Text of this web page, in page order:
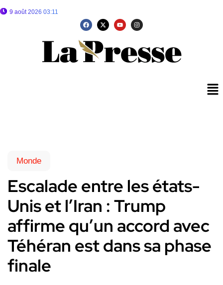
9 août 2026 03:11
Monde
Escalade entre les états-
Unis et l’Iran : Trump
affirme qu’un accord avec
Téhéran est dans sa phase
finale